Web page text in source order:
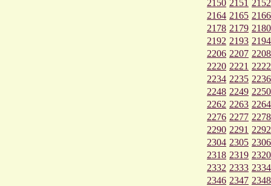
2150 2151 2152
2164 2165 2166
2178 2179 2180
2192 2193 2194
2206 2207 2208
2220 2221 2222
2234 2235 2236
2248 2249 2250
2262 2263 2264
2276 2277 2278
2290 2291 2292
2304 2305 2306
2318 2319 2320
2332 2333 2334
2346 2347 2348